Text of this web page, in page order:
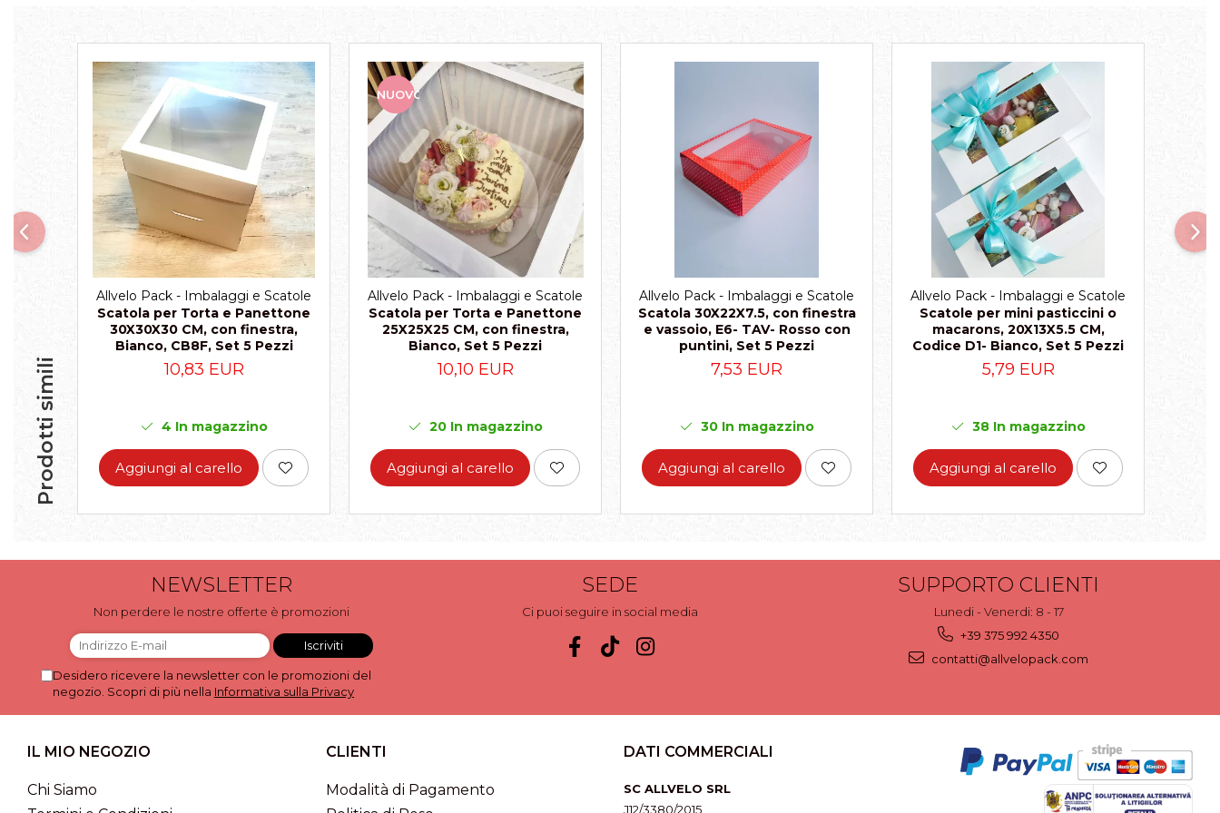
Scatole per Panettone e Rotoli
Scatole per Uova e Figure di
Scatole Personalizzate
Scatole Senza Finestra per Mini
Supporti per Pasticcini
Vassoi in Cartone
Vassoi per Pasticcini e Torte
Prodotti simili
Allvelo Pack - Imbalaggi e Scatole
Scatola per Torta e Panettone
30X30X30 CM, con finestra,
Bianco, CB8F, Set 5 Pezzi
10,83 EUR
4 In magazzino
Aggiungi al carello
NUOVO
Allvelo Pack - Imbalaggi e Scatole
Scatola per Torta e Panettone
25X25X25 CM, con finestra,
Bianco, Set 5 Pezzi
10,10 EUR
20In magazzino
Aggiungi al carello
Allvelo Pack - Imbalaggi e Scatole
Scatola 30X22X7.5, con finestra
e vassoio, E6- TAV- Rosso con
puntini, Set 5 Pezzi
7,53 EUR
30In magazzino
Aggiungi al carello
Allvelo Pack - Imbalaggi e Scatole
Scatole per mini pasticcini o
macarons, 20X13X5.5 CM,
Codice D1- Bianco, Set 5 Pezzi
5,79 EUR
38In magazzino
Aggiungi al carello
NEWSLETTER
Non perdere le nostre offerte è promozioni
Desidero ricevere la newsletter con le promozioni del
negozio. Scopri di più nella Informativa sulla Privacy
SEDE
Ci puoi seguire in social media
SUPPORTO CLIENTI
Lunedi - Venerdi: 8 - 17
+39 375 992 4350
contatti@allvelopack.com
IL MIO NEGOZIO
Chi Siamo
CLIENTI
Modalità di Pagamento
DATI COMMERCIALI
SC ALLVELO SRL
J12/3380/2015